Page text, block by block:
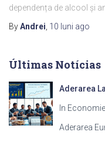
dependența de alcool și
ByAndrei 10 luni ago
Últimas Notícias
Aderarea
In
Aderarea